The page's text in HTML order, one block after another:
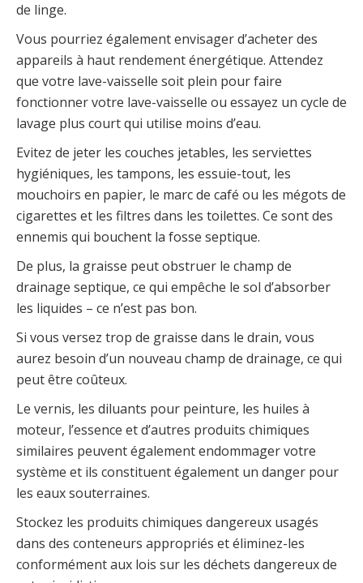
de linge.
Vous pourriez également envisager d’acheter des
appareils à haut rendement énergétique. Attendez
que votre lave-vaisselle soit plein pour faire
fonctionner votre lave-vaisselle ou essayez un cycle de
lavage plus court qui utilise moins d’eau.
Evitez de jeter les couches jetables, les serviettes
hygiéniques, les tampons, les essuie-tout, les
mouchoirs en papier, le marc de café ou les mégots de
cigarettes et les filtres dans les toilettes. Ce sont des
ennemis qui bouchent la fosse septique.
De plus, la graisse peut obstruer le champ de
drainage septique, ce qui empêche le sol d’absorber
les liquides – ce n’est pas bon.
Si vous versez trop de graisse dans le drain, vous
aurez besoin d’un nouveau champ de drainage, ce qui
peut être coûteux.
Le vernis, les diluants pour peinture, les huiles à
moteur, l’essence et d’autres produits chimiques
similaires peuvent également endommager votre
système et ils constituent également un danger pour
les eaux souterraines.
Stockez les produits chimiques dangereux usagés
dans des conteneurs appropriés et éliminez-les
conformément aux lois sur les déchets dangereux de